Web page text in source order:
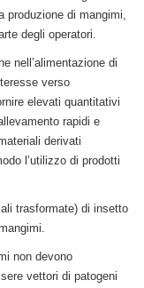
produzione di mangimi,
degli operatori.
nell’alimentazione di
verso
elevati quantitativi
rapidi e
derivati
l’utilizzo di prodotti
trasformate) di insetto
non devono
vettori di patogeni